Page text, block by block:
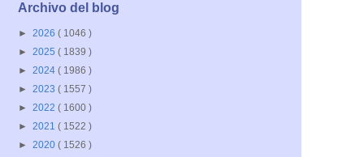
Archivo del blog
► 2026 ( 1046 )
► 2025 ( 1839 )
► 2024 ( 1986 )
► 2023 ( 1557 )
► 2022 ( 1600 )
► 2021 ( 1522 )
► 2020 ( 1526 )